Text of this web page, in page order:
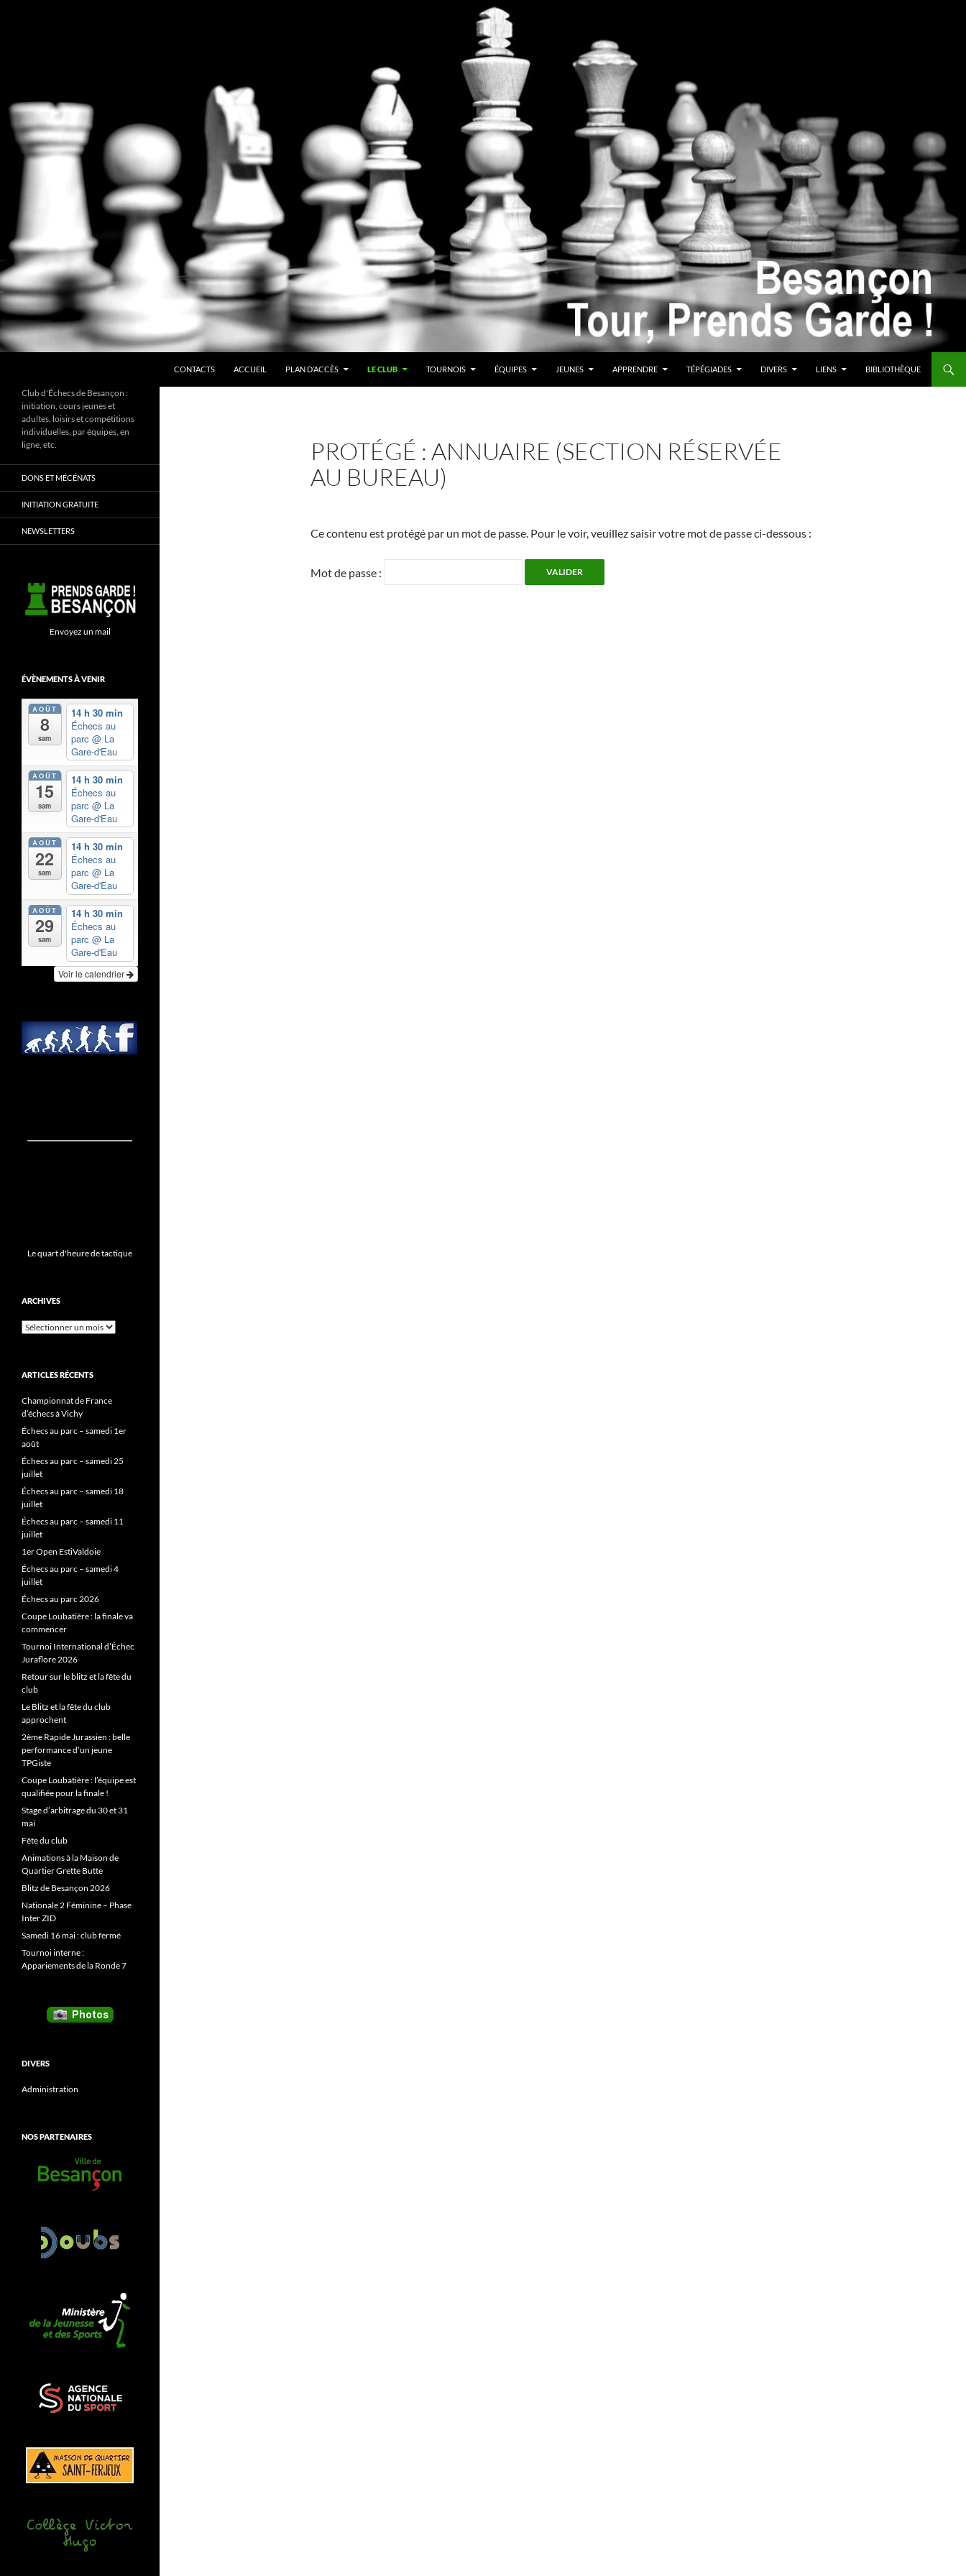
CONTACTS
ACCUEIL PLAN D’ACCÈS LE CLUB TOURNOIS ÉQUIPES JEUNES APPRENDRE TÉPÉGIADES DIVERS LIENS BIBLIOTHÈQUE
PROTÉGÉ : ANNUAIRE (SECTION RÉSERVÉE
AU BUREAU)
Ce contenu est protégé par un mot de passe. Pour le voir, veuillez saisir votre mot de passe ci-dessous :
Mot de passe :
Club d'Échecs de Besançon :
initiation, cours jeunes et
adultes, loisirs et compétitions
individuelles, par équipes, en
ligne, etc.
DONS ET MÉCÉNATS
INITIATION GRATUITE
NEWSLETTERS
Envoyez un mail
ÉVÈNEMENTS À VENIR
AOÛT
8
sam
14 h 30 min
Échecs au
parc @ La
Gare-d'Eau
AOÛT
15
sam
14 h 30 min
Échecs au
parc @ La
Gare-d'Eau
AOÛT
22
sam
14 h 30 min
Échecs au
parc @ La
Gare-d'Eau
AOÛT
29
sam
14 h 30 min
Échecs au
parc @ La
Gare-d'Eau
Voir le calendrier
Le quart d'heure de tactique
ARCHIVES
Archives
ARTICLES RÉCENTS
Championnat de France
d’échecs à Vichy
Échecs au parc – samedi 1er
août
Échecs au parc – samedi 25
juillet
Échecs au parc – samedi 18
juillet
Échecs au parc – samedi 11
juillet
1er Open EstiValdoie
Échecs au parc – samedi 4
juillet
Échecs au parc 2026
Coupe Loubatière : la finale va
commencer
Tournoi International d’Échec
Juraflore 2026
Retour sur le blitz et la fête du
club
Le Blitz et la fête du club
approchent
2ème Rapide Jurassien : belle
performance d’un jeune
TPGiste
Coupe Loubatière : l’équipe est
qualifiée pour la finale !
Stage d’arbitrage du 30 et 31
mai
Fête du club
Animations à la Maison de
Quartier Grette Butte
Blitz de Besançon 2026
Nationale 2 Féminine – Phase
Inter ZID
Samedi 16 mai : club fermé
Tournoi interne :
Appariements de la Ronde 7
DIVERS
Administration
NOS PARTENAIRES